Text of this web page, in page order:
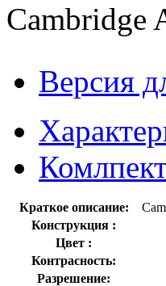
Cambridge
Версия
Краткое описание:
Конструкция :
Цвет :
Контрасность:
Разрешение: